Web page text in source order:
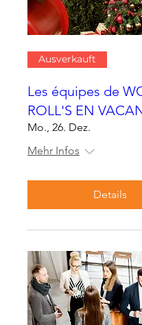
Ausverkauft
Les équipes de
ROLL'S EN
Mo., 26. Dez.
Mehr Infos
Details